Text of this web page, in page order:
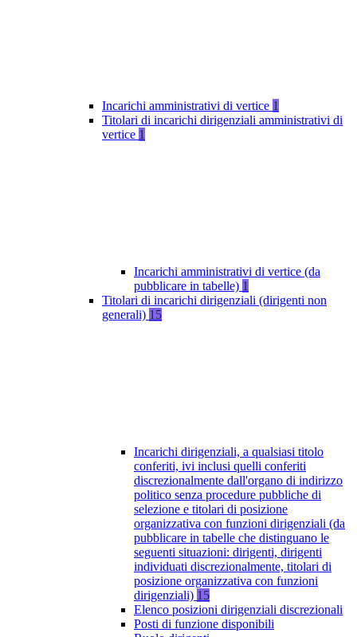
Incarichi amministrativi di vertice 1
Titolari di incarichi dirigenziali amministrativi di
vertice 1
Incarichi amministrativi di vertice (da
pubblicare in tabelle) 1
Titolari di incarichi dirigenziali (dirigenti non
generali) 15
Incarichi dirigenziali, a qualsiasi titolo
conferiti, ivi inclusi quelli conferiti
discrezionalmente dall'organo di indirizzo
politico senza procedure pubbliche di
selezione e titolari di posizione
organizzativa con funzioni dirigenziali (da
pubblicare in tabelle che distinguano le
seguenti situazioni: dirigenti, dirigenti
individuati discrezionalmente, titolari di
posizione organizzativa con funzioni
dirigenziali) 15
Elenco posizioni dirigenziali discrezionali
Posti di funzione disponibili